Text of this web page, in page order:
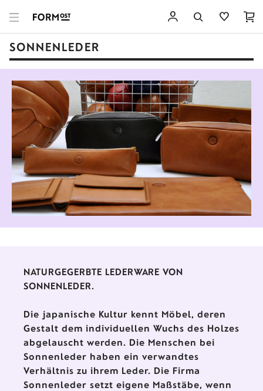
SONNENLEDER
NATURGEGERBTE LEDERWARE VON
SONNENLEDER.
Die japanische Kultur kennt Möbel, deren
Gestalt dem individuellen Wuchs des Holzes
abgelauscht werden. Die Menschen bei
Sonnenleder haben ein verwandtes
Verhältnis zu ihrem Leder. Die Firma
Sonnenleder setzt eigene Maßstäbe, wenn